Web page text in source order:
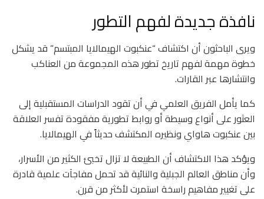
نافذة جديدة لفهم التطور
ويرى الباحثون أن اكتشاف “عنكبوت الهيمالايا المبتسم” قد يشكل
خطوة مهمة لفهم تاريخ تطور هذه المجموعة من العناكب
وانتشارها عبر القارات.
كما يأمل الفريق العلمي في أن تقود الدراسات المستقبلية إلى
العثور على أنواع وسيطة أو روابط تطورية مفقودة تفسر العلاقة
بين عنكبوت هاواي ونظيره المكتشف حديثاً في الهيمالايا.
ويؤكد هذا الاكتشاف أن الطبيعة لا تزال تخبئ الكثير من الأسرار،
وأن مناطق العالم الجبلية والنائية قد تحمل مفاجآت علمية قادرة
على تغيير مفاهيم راسخة استمرت لأكثر من قرن.